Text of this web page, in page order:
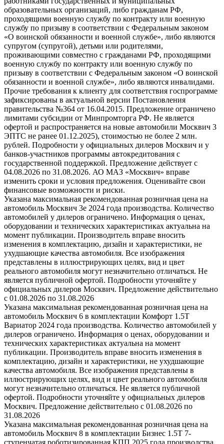
образовательных организаций, либо гражданам РФ,
проходящими военную службу по контракту или военную
службу по призыву в соответствии с Федеральным законом
«О воинской обязанности и военной службе», либо являются
супругом (супругой), детьми или родителями,
проживающими совместно с гражданами РФ, проходящими
военную службу по контракту или военную службу по
призыву в соответствии с Федеральным законом «О воинской
обязанности и военной службе», либо являются инвалидами.
Прочие требования к клиенту для соответствия госпрограмме
зафиксированы в актуальной версии Постановления
правительства №364 от 16.04.2015. Предложение ограничено
лимитами субсидии от Минпромторга РФ. Не является
офертой и распространяется на новые автомобили Москвич 3
ЭПТС не ранее 01.12.2025), стоимостью не более 2 млн.
рублей. Подробности у официальных дилеров Москвич и у
банков-участников программы автокредитования с
государственной поддержкой. Предложение действует с
04.08.2026 по 31.08.2026. АО МАЗ «Москвич» вправе
изменить сроки и условия предложения. Оценивайте свои
финансовые возможности и риски.
Указана максимальная рекомендованная розничная цена на
автомобиль Москвич 3e 2024 года производства. Количество
автомобилей у дилеров ограничено. Информация о ценах,
оборудовании и технических характеристиках актуальна на
момент публикации. Производитель вправе вносить
изменения в комплектацию, дизайн и характеристики, не
ухудшающие качества автомобиля. Все изображения
представлены в иллюстрирующих целях, вид и цвет
реального автомобиля могут незначительно отличаться. Не
является публичной офертой. Подробности уточняйте у
официальных дилеров Москвич. Предложение действительно
с 01.08.2026 по 31.08.2026
Указана максимальная рекомендованная розничная цена на
автомобиль Москвич 6 в комплектации Комфорт 1.5T
Вариатор 2024 года производства. Количество автомобилей у
дилеров ограничено. Информация о ценах, оборудовании и
технических характеристиках актуальна на момент
публикации. Производитель вправе вносить изменения в
комплектацию, дизайн и характеристики, не ухудшающие
качества автомобиля. Все изображения представлены в
иллюстрирующих целях, вид и цвет реального автомобиля
могут незначительно отличаться. Не является публичной
офертой. Подробности уточняйте у официальных дилеров
Москвич. Предложение действительно с 01.08.2026 по
31.08.2026
Указана максимальная рекомендованная розничная цена на
автомобиль Москвич 8 в комплектации Бизнес 1.5T 7-
ступенчатая роботизированная КПП 2025 года производства.